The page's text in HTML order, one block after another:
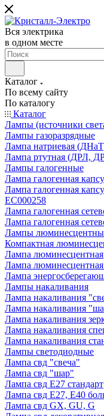
Вся электрика
в одном месте
Каталог
По всему сайту
По каталогу
Каталог
Лампы (источники
Лампы газоразрядные
Лампа натриевая
Лампа ртутная (ДРЛ,
Лампы галогенные
Лампа галогенная
Лампа галогенная
EC000258
Лампа галогенная
Лампа галогенная
Лампы
Компактная
Лампа люминесцентная
Лампа люминесцентная
Лампа
Лампы накаливания
Лампа накаливания
Лампа накаливания
Лампа накаливания
Лампа накаливания
Лампа накаливания
Лампы светодиодные
Лампа свд "свеча"
Лампа свд "шар"
Лампа свд E27 стандарт
Лампа свд E27, Е40
Лампа свд GX, GU, G